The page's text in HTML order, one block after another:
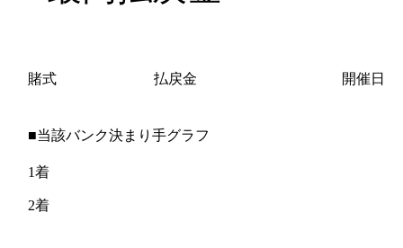
賭式 払戻金 開催日
■当該バンク決まり手グラフ
1着
2着